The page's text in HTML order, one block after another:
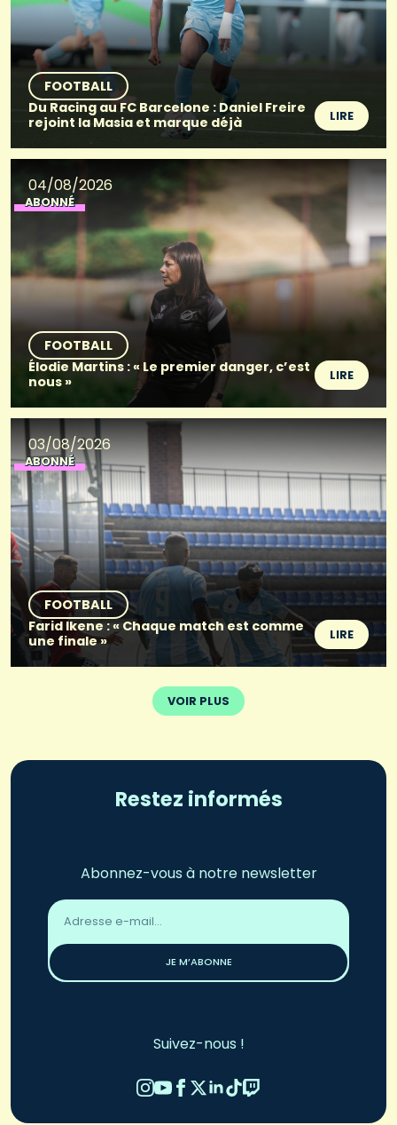
FOOTBALL
Du Racing au FC Barcelone : Daniel Freire
rejoint la Masia et marque déjà
LIRE
04/08/2026
ABONNÉ
FOOTBALL
Élodie Martins : « Le premier danger, c’est
nous »
LIRE
03/08/2026
ABONNÉ
FOOTBALL
Farid Ikene : « Chaque match est comme
une finale »
LIRE
VOIR PLUS
Restez informés
Abonnez-vous à notre newsletter
Adresse
email
JE M’ABONNE
Suivez-nous !